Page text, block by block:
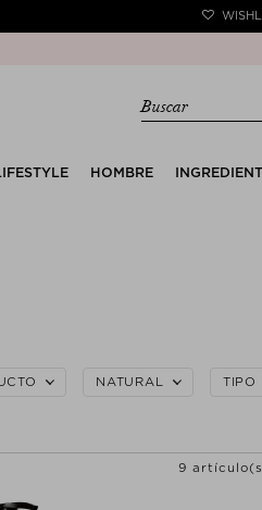
Buscar
HOMBRE
NATURAL TIPO
9